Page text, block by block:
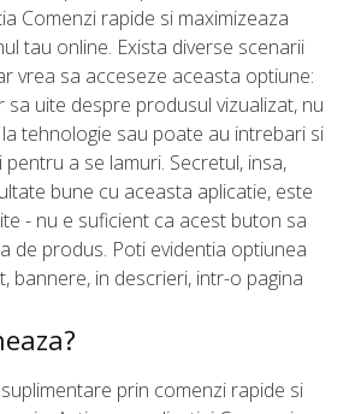
Comenzi rapide si maximizeaza
tau online. Exista diverse scenarii
vrea sa acceseze aceasta optiune:
sa uite despre produsul vizualizat, nu
tehnologie sau poate au intrebari si
a se lamuri. Secretul, insa,
bune cu aceasta aplicatie, este
- nu e suficient ca acest buton sa
de produs. Poti evidentia optiunea
bannere, in descrieri, intr-o pagina
prin comenzi rapide si